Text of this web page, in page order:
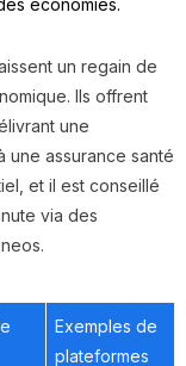
économies.
un regain de
Ils offrent
une
assurance santé
et il est conseillé
via des
Exemples de
plateformes